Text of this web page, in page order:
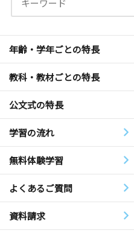
年齢・学年ごとの特長
教科・教材ごとの特長
公文式の特長
学習の流れ
無料体験学習
よくあるご質問
資料請求